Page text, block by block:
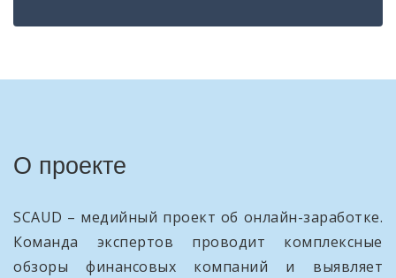
О проекте
SCAUD – медийный проект об онлайн-заработке.
Команда экспертов проводит комплексные
обзоры финансовых компаний и выявляет